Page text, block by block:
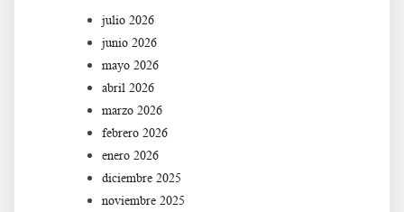
julio 2026
junio 2026
mayo 2026
abril 2026
marzo 2026
febrero 2026
enero 2026
diciembre 2025
noviembre 2025